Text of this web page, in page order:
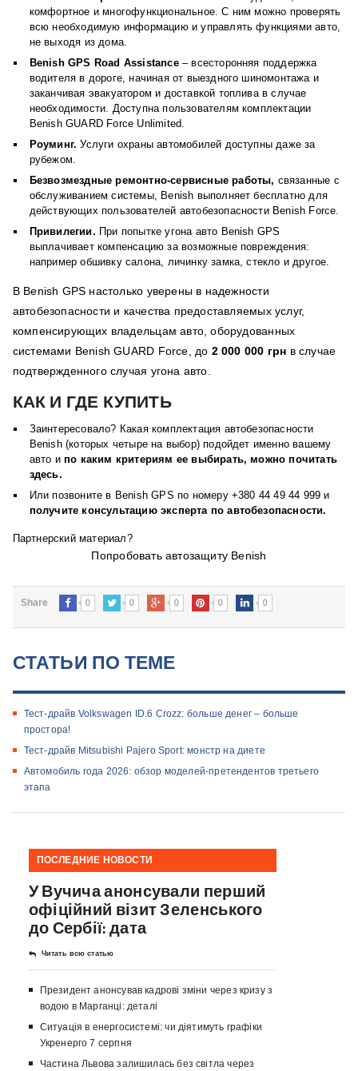
комфортное и многофункциональное. С ним можно проверять
всю необходимую информацию и управлять функциями авто,
не выходя из дома.
Benish GPS Road Assistance – всесторонняя поддержка
водителя в дороге, начиная от выездного шиномонтажа и
заканчивая эвакуатором и доставкой топлива в случае
необходимости. Доступна пользователям комплектации
Benish GUARD Force Unlimited.
Роуминг.Услуги охраны автомобилей доступны даже за
рубежом.
Безвозмездные ремонтно-сервисные работы, связанные с
обслуживанием системы, Benish выполняет бесплатнодля
действующих пользователей автобезопасности Benish Force.
Привилегии. При попытке угона авто Benish GPS
выплачивает компенсацию за возможные повреждения:
например обшивку салона, личинку замка, стекло и другое.
В Benish GPS настолько уверены в надежности
автобезопасности и качества предоставляемых услуг,
компенсирующих владельцам авто, оборудованных
системами Benish GUARD Force, до 2 000 000 грн в случае
подтвержденного случая угона авто.
КАК И ГДЕ КУПИТЬ
Заинтересовало? Какая комплектация автобезопасности
Benish (которых четыре на выбор) подойдет именно вашему
авто ипо каким критериям ее выбирать, можно почитать
здесь.
Или позвоните в Benish GPS по номеру +380 44 49 44 999 и
получите консультацию эксперта по автобезопасности.
Партнерский материал?
Попробовать автозащиту Benish
Share 0 0 0 0 0
СТАТЬИ ПО ТЕМЕ
Тест-драйв Volkswagen ID.6 Crozz: больше денег – больше
простора!
Тест-драйв Mitsubishi Pajero Sport: монстр на диете
Автомобиль года 2026: обзор моделей-претендентов третьего
этапа
ПОСЛЕДНИЕ НОВОСТИ
У Вучича анонсували перший
офіційний візит Зеленського
до Сербії: дата
Читать всю статью
Президент анонсував кадрові зміни через кризу з
водою в Марганці: деталі
Ситуація в енергосистемі: чи діятимуть графіки
Укренерго 7 серпня
Частина Львова залишилась без світла через